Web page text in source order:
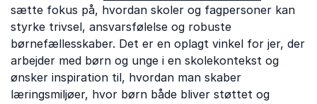
sætte fokus på, hvordan skoler og fagpersoner kan
styrke trivsel, ansvarsfølelse og robuste
børnefællesskaber. Det er en oplagt vinkel for jer, der
arbejder med børn og unge i en skolekontekst og
ønsker inspiration til, hvordan man skaber
læringsmiljøer, hvor børn både bliver støttet og